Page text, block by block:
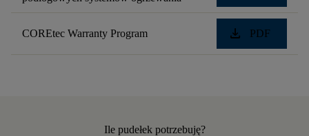
COREtec Warranty Program download PDF
Ile pudełek potrzebuję?